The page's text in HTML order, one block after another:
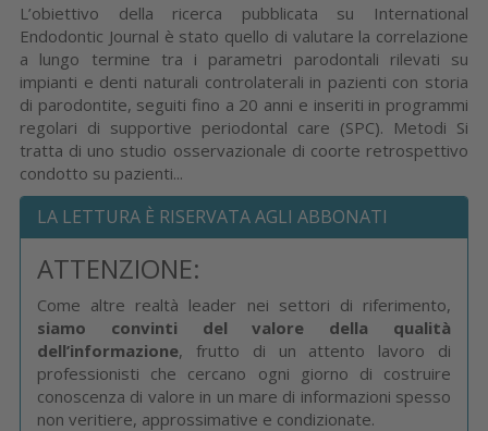
L’obiettivo della ricerca pubblicata su International
Endodontic Journal è stato quello di valutare la correlazione
a lungo termine tra i parametri parodontali rilevati su
impianti e denti naturali controlaterali in pazienti con storia
di parodontite, seguiti fino a 20 anni e inseriti in programmi
regolari di supportive periodontal care (SPC). Metodi Si
tratta di uno studio osservazionale di coorte retrospettivo
condotto su pazienti...
LA LETTURA È RISERVATA AGLI ABBONATI
ATTENZIONE:
Come altre realtà leader nei settori di riferimento,
siamo convinti del valore della qualità
dell’informazione, frutto di un attento lavoro di
professionisti che cercano ogni giorno di costruire
conoscenza di valore in un mare di informazioni spesso
non veritiere, approssimative e condizionate.